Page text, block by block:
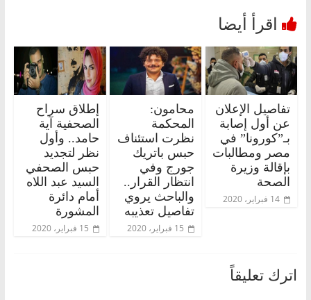
تفاصيل الإعلان
عن أول إصابة
بـ”كورونا” في
مصر ومطالبات
بإقالة وزيرة
الصحة
14 فبراير، 2020
محامون:
المحكمة
نظرت استئناف
حبس باتريك
جورج وفي
انتظار القرار..
والباحث يروي
تفاصيل تعذيبه
15 فبراير، 2020
إطلاق سراح
الصحفية آية
حامد.. وأول
نظر لتجديد
حبس الصحفي
السيد عبد اللاه
أمام دائرة
المشورة
15 فبراير، 2020
اترك تعليقاً